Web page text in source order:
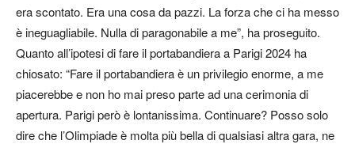
era scontato. Era una cosa da pazzi. La forza che ci ha messo
è ineguagliabile. Nulla di paragonabile a me”, ha proseguito.
Quanto all’ipotesi di fare il portabandiera a Parigi 2024 ha
chiosato: “Fare il portabandiera è un privilegio enorme, a me
piacerebbe e non ho mai preso parte ad una cerimonia di
apertura. Parigi però è lontanissima. Continuare? Posso solo
dire che l’Olimpiade è molta più bella di qualsiasi altra gara, ne